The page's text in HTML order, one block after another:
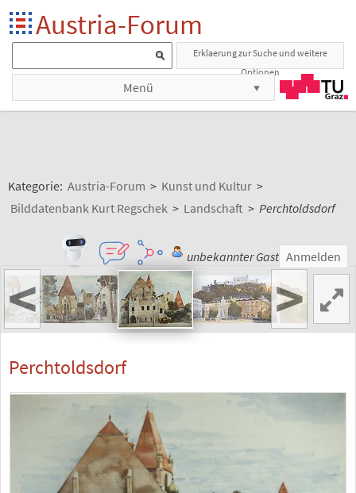
Austria-Forum
Erklaerung zur Suche und weitere
Optionen
Menü
Kategorie: Austria-Forum > Kunst und Kultur >
Bilddatenbank Kurt Regschek > Landschaft > Perchtoldsdorf
unbekannter Gast Anmelden
< >
Perchtoldsdorf